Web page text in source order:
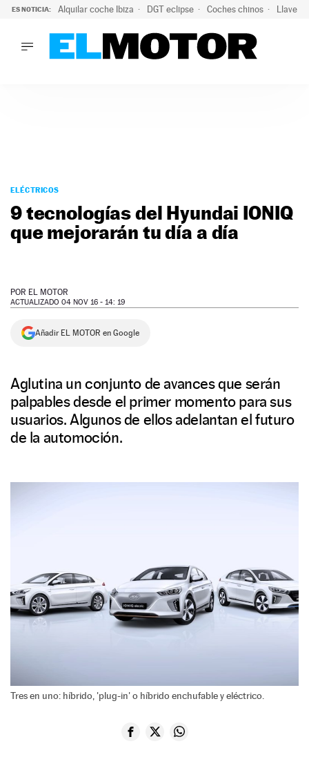
ES NOTICIA: Alquilar coche Ibiza DGT eclipse Coches chinos Llaves
PODCAST
MOTOS
TECNOLOGÍA
SUPERCOCHES
SERVICIOS
NEWSLETTER
ELÉCTRICOS
9 tecnologías del Hyundai IONIQ
que mejorarán tu día a día
POR EL MOTOR
ACTUALIZADO 04 NOV 16 - 14: 19
Añadir EL MOTOR en Google
Aglutina un conjunto de avances que serán
palpables desde el primer momento para sus
usuarios. Algunos de ellos adelantan el futuro
de la automoción.
Tres en uno: híbrido, 'plug-in' o híbrido enchufable y eléctrico.